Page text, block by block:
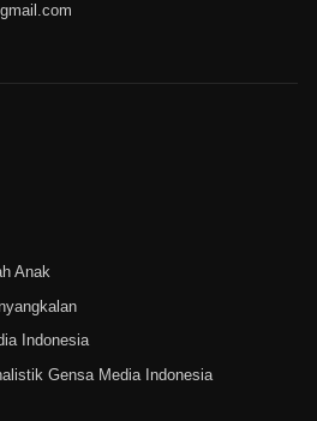
Anak
Indonesia
Gensa Media Indonesia